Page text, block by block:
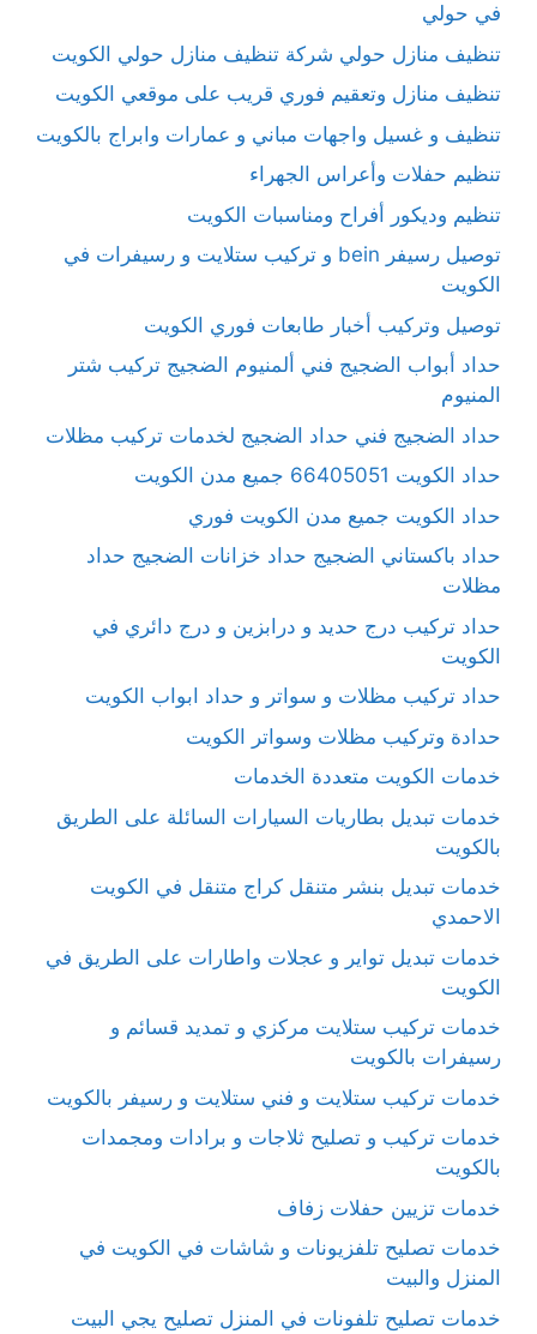
في حولي
تنظيف منازل حولي شركة تنظيف منازل حولي الكويت
تنظيف منازل وتعقيم فوري قريب على موقعي الكويت
تنظيف و غسيل واجهات مباني و عمارات وابراج بالكويت
تنظيم حفلات وأعراس الجهراء
تنظيم وديكور أفراح ومناسبات الكويت
توصيل رسيفر bein و تركيب ستلايت و رسيفرات في
الكويت
توصيل وتركيب أخبار طابعات فوري الكويت
حداد أبواب الضجيج فني ألمنيوم الضجيج تركيب شتر
المنيوم
حداد الضجيج فني حداد الضجيج لخدمات تركيب مظلات
حداد الكويت 66405051 جميع مدن الكويت
حداد الكويت جميع مدن الكويت فوري
حداد باكستاني الضجيج حداد خزانات الضجيج حداد
مظلات
حداد تركيب درج حديد و درابزين و درج دائري في
الكويت
حداد تركيب مظلات و سواتر و حداد ابواب الكويت
حدادة وتركيب مظلات وسواتر الكويت
خدمات الكويت متعددة الخدمات
خدمات تبديل بطاريات السيارات السائلة على الطريق
بالكويت
خدمات تبديل بنشر متنقل كراج متنقل في الكويت
الاحمدي
خدمات تبديل تواير و عجلات واطارات على الطريق في
الكويت
خدمات تركيب ستلايت مركزي و تمديد قسائم و
رسيفرات بالكويت
خدمات تركيب ستلايت و فني ستلايت و رسيفر بالكويت
خدمات تركيب و تصليح ثلاجات و برادات ومجمدات
بالكويت
خدمات تزيين حفلات زفاف
خدمات تصليح تلفزيونات و شاشات في الكويت في
المنزل والبيت
خدمات تصليح تلفونات في المنزل تصليح يجي البيت